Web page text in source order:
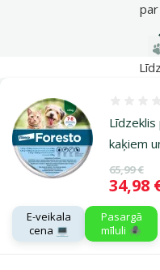
kaķiem
Oriģinālā
65,99 €
Cena
34,98
E-veikala
cena 💻
Pasargā
mīluli 🕷️